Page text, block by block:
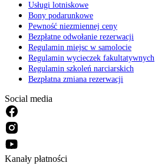
Usługi lotniskowe
Bony podarunkowe
Pewność niezmiennej ceny
Bezpłatne odwołanie rezerwacji
Regulamin miejsc w samolocie
Regulamin wycieczek fakultatywnych
Regulamin szkoleń narciarskich
Bezpłatna zmiana rezerwacji
Social media
Kanały płatności